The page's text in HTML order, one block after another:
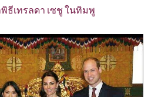
เทรลดา เซชู ในทิมพู